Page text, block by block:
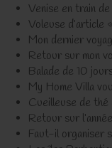
Venise en train
Voleuse d’article
Mon dernier
Retour sur mon
Balade de 10
My Home Villa
Cueilleuse de thé
Retour sur
Faut-il organiser